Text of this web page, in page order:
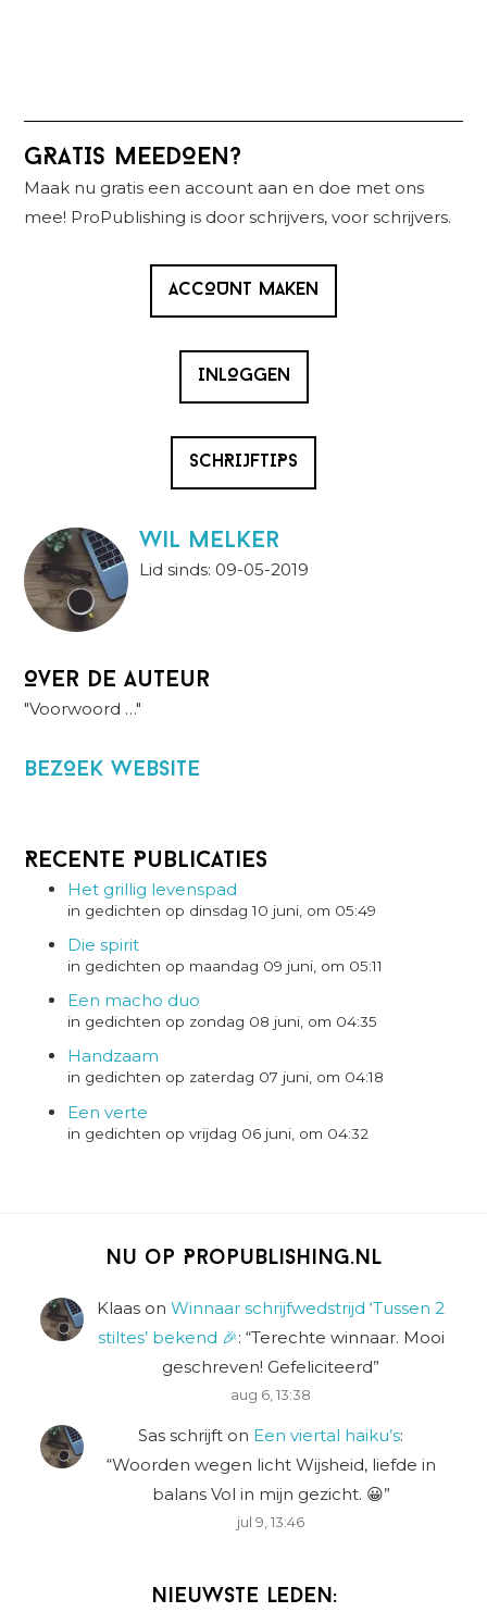
Primaire
Sidebar
GRATIS MEEDOEN?
Maak nu gratis een account aan en doe met ons
mee! ProPublishing is door schrijvers, voor schrijvers.
ACCOUNT MAKEN
INLOGGEN
SCHRIJFTIPS
wil melker
Lid sinds: 09-05-2019
Over de auteur
"Voorwoord …"
BezOek website
Recente Publicaties
Het grillig levenspad
in gedichten op dinsdag 10 juni, om 05:49
Die spirit
in gedichten op maandag 09 juni, om 05:11
Een macho duo
in gedichten op zondag 08 juni, om 04:35
Handzaam
in gedichten op zaterdag 07 juni, om 04:18
Een verte
in gedichten op vrijdag 06 juni, om 04:32
Nu op Propublishing.nl
Klaas on Winnaar schrijfwedstrijd ‘Tussen 2
stiltes’ bekend 🎉: “Terechte winnaar. Mooi
geschreven! Gefeliciteerd”
aug 6, 13:38
Sas schrijft on Een viertal haiku’s:
“Woorden wegen licht Wijsheid, liefde in
balans Vol in mijn gezicht. 😀”
jul 9, 13:46
Nieuwste leden: